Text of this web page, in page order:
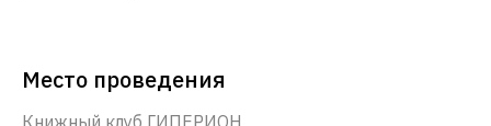
Место проведения
Книжный клуб ГИПЕРИОН